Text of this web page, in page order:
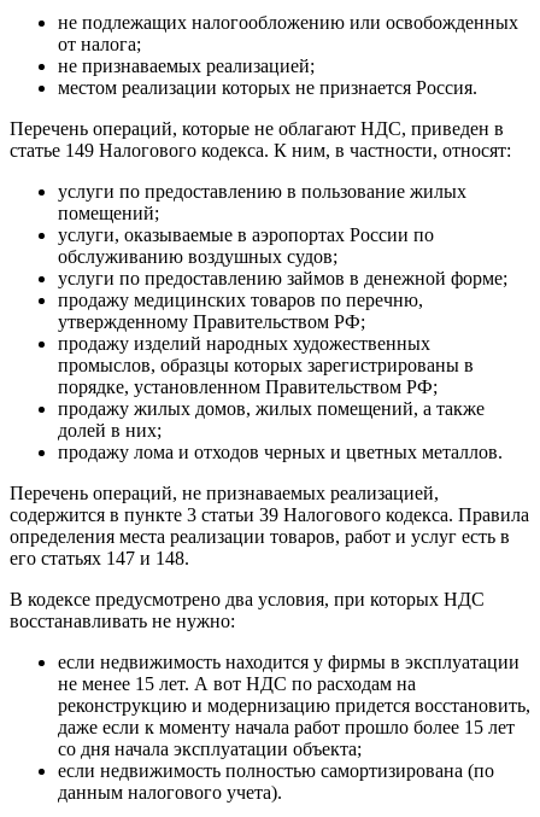
не подлежащих налогообложению или освобожденных
от налога;
не признаваемых реализацией;
местом реализации которых не признается Россия.
Перечень операций, которые не облагают НДС, приведен в
статье 149 Налогового кодекса. К ним, в частности, относят:
услуги по предоставлению в пользование жилых
помещений;
услуги, оказываемые в аэропортах России по
обслуживанию воздушных судов;
услуги по предоставлению займов в денежной форме;
продажу медицинских товаров по перечню,
утвержденному Правительством РФ;
продажу изделий народных художественных
промыслов, образцы которых зарегистрированы в
порядке, установленном Правительством РФ;
продажу жилых домов, жилых помещений, а также
долей в них;
продажу лома и отходов черных и цветных металлов.
Перечень операций, не признаваемых реализацией,
содержится в пункте 3 статьи 39 Налогового кодекса. Правила
определения места реализации товаров, работ и услуг есть в
его статьях 147 и 148.
В кодексе предусмотрено два условия, при которых НДС
восстанавливать не нужно:
если недвижимость находится у фирмы в эксплуатации
не менее 15 лет. А вот НДС по расходам на
реконструкцию и модернизацию придется восстановить,
даже если к моменту начала работ прошло более 15 лет
со дня начала эксплуатации объекта;
если недвижимость полностью самортизирована (по
данным налогового учета).